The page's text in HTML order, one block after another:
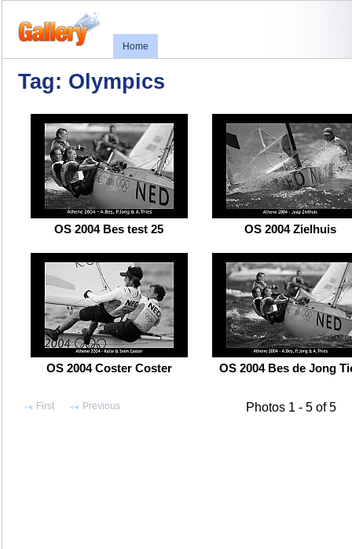
Home
Tag: Olympics
OS 2004 Bes test 25 OS 2004 Zielhuis
OS 2004 Coster Coster OS 2004 Bes de Jong
First Previous Photos 1 - 5 of 5